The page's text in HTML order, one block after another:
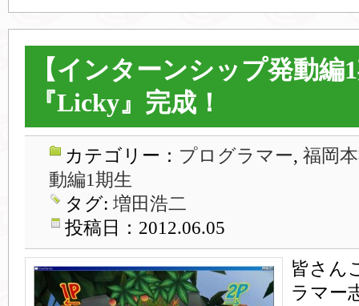
【インターンシップ発動編
『Licky』完成！
カテゴリー： プログラマー, 福岡
動編1期生
タグ: 増田浩二
投稿日：2012.06.05
皆さん
ラマー